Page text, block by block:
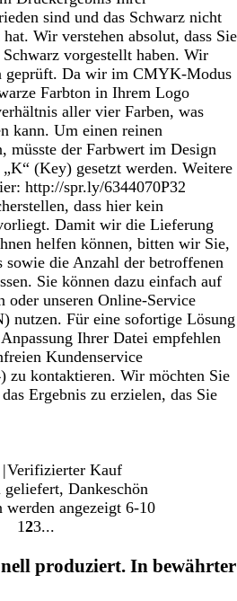
sind und das Schwarz nicht
Wir verstehen absolut, dass Sie
vorgestellt haben. Wir
geprüft. Da wir im CMYK-Modus
Farbton in Ihrem Logo
aller vier Farben, was
kann. Um einen reinen
müsste der Farbwert im Design
(Key) gesetzt werden. Weitere
http://spr.ly/6344070P32
dass hier kein
Damit wir die Lieferung
helfen können, bitten wir Sie,
sowie die Anzahl der betroffenen
Sie können dazu einfach auf
oder unseren Online-Service
nutzen. Für eine sofortige Lösung
Ihrer Datei empfehlen
Kundenservice
zu kontaktieren. Wir möchten Sie
Ergebnis zu erzielen, das Sie
|Verifizierter Kauf
Dankeschön
werden angezeigt 6-10
Gehe
Seite
1 Gehe
Seite
2Gehe
Seite
3
produziert. In bewährter